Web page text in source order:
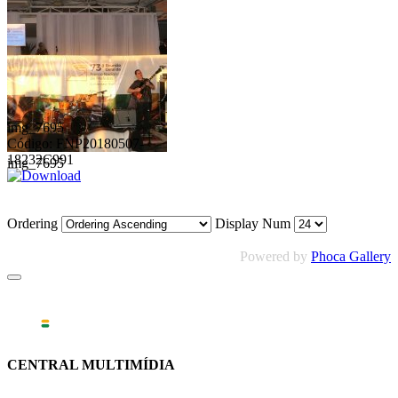
img_7695
img_7695
Código: FNP20180507-
18232C991
Ordering Display Num
Powered by Phoca Gallery
CENTRAL MULTIMÍDIA